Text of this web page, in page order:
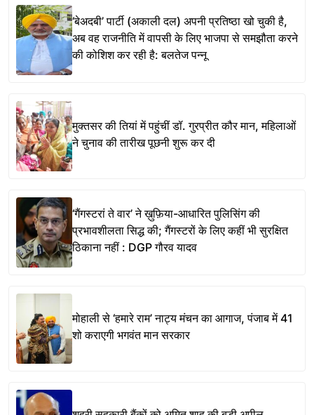
‘बेअदबी’ पार्टी (अकाली दल) अपनी प्रतिष्ठा खो चुकी है,
अब वह राजनीति में वापसी के लिए भाजपा से समझौता करने
की कोशिश कर रही है: बलतेज पन्नू
मुक्तसर की तियां में पहुंचीं डॉ. गुरप्रीत कौर मान, महिलाओं
ने चुनाव की तारीख पूछनी शुरू कर दी
‘गैंगस्टरां ते वार’ ने ख़ुफ़िया-आधारित पुलिसिंग की
प्रभावशीलता सिद्ध की; गैंगस्टरों के लिए कहीं भी सुरक्षित
ठिकाना नहीं : DGP गौरव यादव
मोहाली से ‘हमारे राम’ नाट्य मंचन का आगाज, पंजाब में 41
शो कराएगी भगवंत मान सरकार